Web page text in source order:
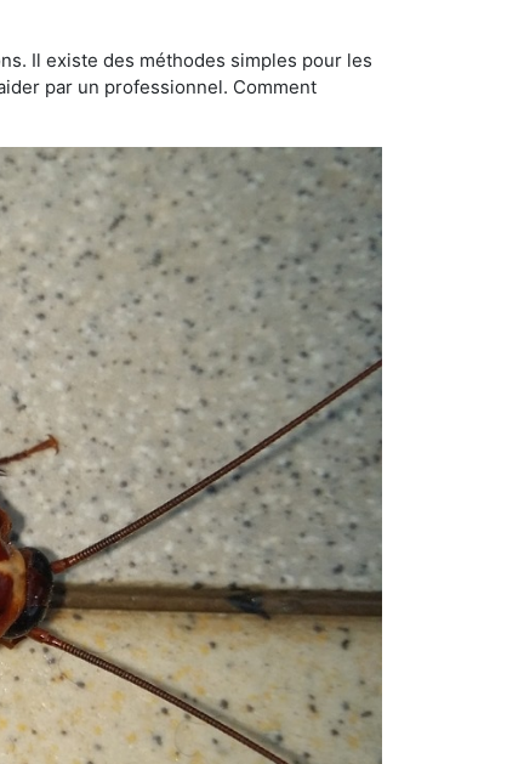
Il existe des méthodes simples pour les
par un professionnel. Comment